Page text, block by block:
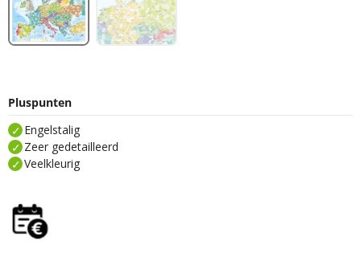
Pluspunten
Engelstalig
Zeer gedetailleerd
Veelkleurig